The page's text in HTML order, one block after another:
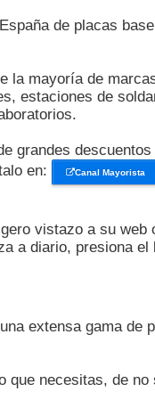
de placas
la mayoría de
estaciones de
grandes
en:
Canal Mayorista
vistazo a su web
a diario, presiona el
extensa gama de
que necesitas, de